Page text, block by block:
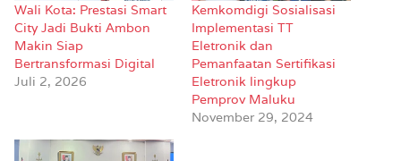
Wali Kota: Prestasi Smart
City Jadi Bukti Ambon
Makin Siap
Bertransformasi Digital
Juli 2, 2026
Kemkomdigi Sosialisasi
Implementasi TT
Eletronik dan
Pemanfaatan Sertifikasi
Eletronik lingkup
Pemprov Maluku
November 29, 2024